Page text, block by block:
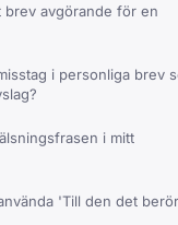
avgörande för en
i personliga brev
i mitt
'Till den det